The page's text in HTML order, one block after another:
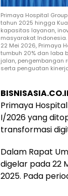
Primaya Hospital
tahun 2025 hingga
kapasitas layanan,
masyarakat Indonesia.
22 Mei 2026, Primaya
tumbuh 20% dan laba
jalan, pengembangan
serta penguatan
Primaya
I/2026 yang
transformasi
Dalam Rapat
digelar pada 22
2025. Pada